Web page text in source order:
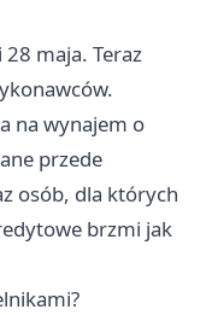
maja. Teraz
na wynajem o
przede
osób, dla których
brzmi jak